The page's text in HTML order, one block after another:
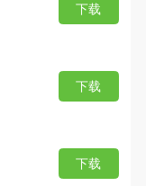
下载
下载
下载